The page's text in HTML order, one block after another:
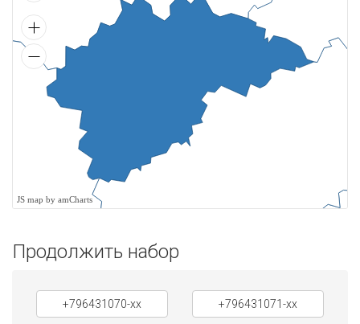
JS map by amCharts
Продолжить набор
+796431070-xx +796431071-xx